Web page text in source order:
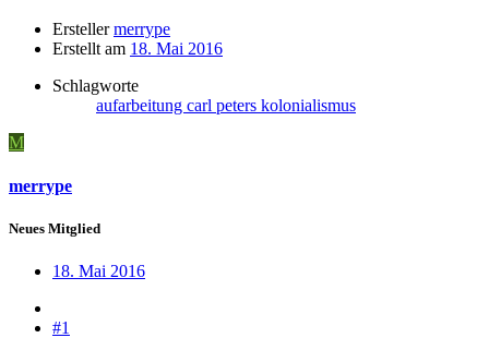
Ersteller merrype
Erstellt am 18. Mai 2016
Schlagworte
aufarbeitung carl peters kolonialismus
M
merrype
Neues Mitglied
18. Mai 2016
#1